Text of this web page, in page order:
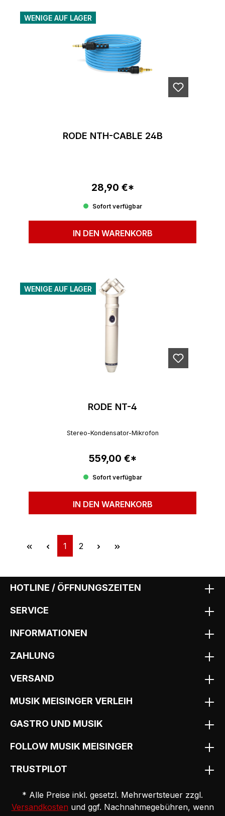
WENIGE AUF LAGER
RODE NTH-CABLE 24B
Regulärer Preis:
28,90 €*
Sofort verfügbar
IN DEN WARENKORB
WENIGE AUF LAGER
RODE NT-4
Stereo-Kondensator-Mikrofon
Regulärer Preis:
559,00 €*
Sofort verfügbar
IN DEN WARENKORB
Seite
1 Seite
2
HOTLINE / ÖFFNUNGSZEITEN
SERVICE
INFORMATIONEN
ZAHLUNG
VERSAND
MUSIK MEISINGER VERLEIH
GASTRO UND MUSIK
FOLLOW MUSIK MEISINGER
TRUSTPILOT
* Alle Preise inkl. gesetzl. Mehrwertsteuer zzgl.
Versandkosten und ggf. Nachnahmegebühren, wenn